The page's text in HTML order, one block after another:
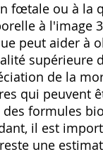
fœtale ou à la
à l'image
peut aider à
supérieure
de la
qui peuvent
des formules
il est
une